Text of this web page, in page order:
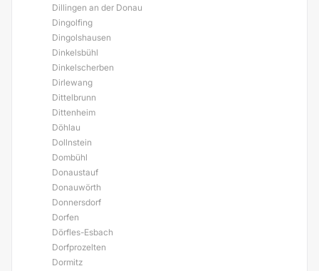
Dillingen an der Donau
Dingolfing
Dingolshausen
Dinkelsbühl
Dinkelscherben
Dirlewang
Dittelbrunn
Dittenheim
Döhlau
Dollnstein
Dombühl
Donaustauf
Donauwörth
Donnersdorf
Dorfen
Dörfles-Esbach
Dorfprozelten
Dormitz